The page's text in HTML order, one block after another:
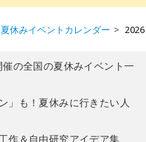
夏休みイベントカレンダー
の全国の夏休みイベント一
」も！夏休みに行きたい人
作＆自由研究アイデア集